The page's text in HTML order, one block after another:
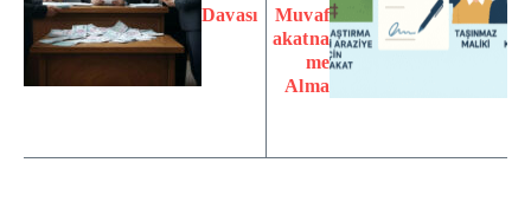
Davası
Muvaf
akatna
me
Alma